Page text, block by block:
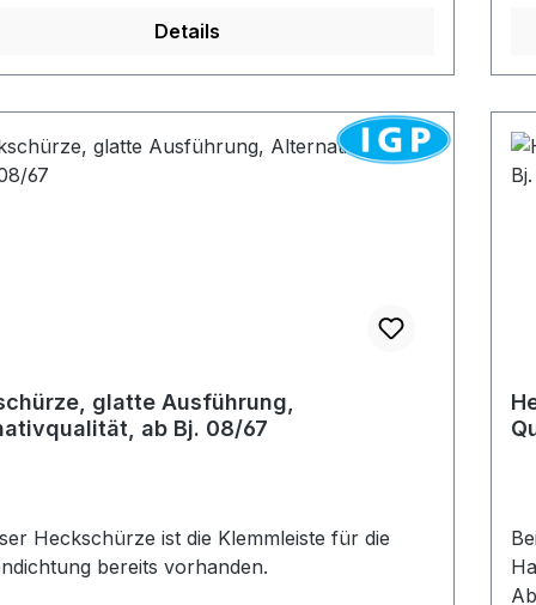
Details
glatte Ausführung,
ab Bj. 08/67
Heckschürze ist die Klemmleiste für die
bereits vorhanden.